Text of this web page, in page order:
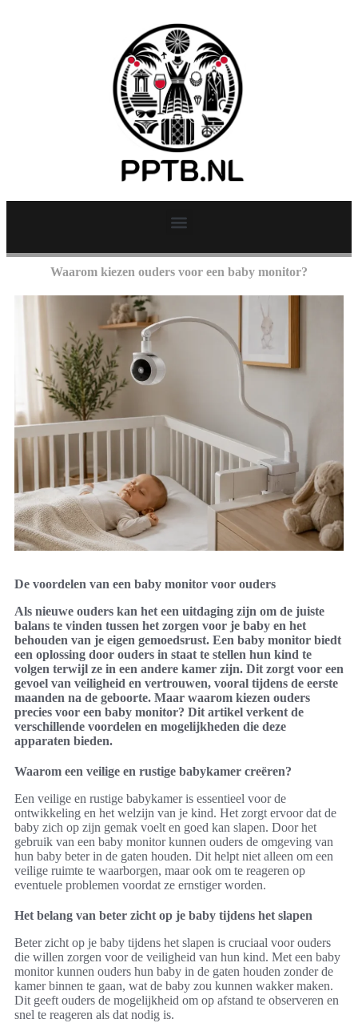
Waarom kiezen ouders voor een baby monitor?
De voordelen van een baby monitor voor ouders
Als nieuwe ouders kan het een uitdaging zijn om de juiste
balans te vinden tussen het zorgen voor je baby en het
behouden van je eigen gemoedsrust. Een baby monitor biedt
een oplossing door ouders in staat te stellen hun kind te
volgen terwijl ze in een andere kamer zijn. Dit zorgt voor een
gevoel van veiligheid en vertrouwen, vooral tijdens de eerste
maanden na de geboorte. Maar waarom kiezen ouders
precies voor een baby monitor? Dit artikel verkent de
verschillende voordelen en mogelijkheden die deze
apparaten bieden.
Waarom een veilige en rustige babykamer creëren?
Een veilige en rustige babykamer is essentieel voor de
ontwikkeling en het welzijn van je kind. Het zorgt ervoor dat de
baby zich op zijn gemak voelt en goed kan slapen. Door het
gebruik van een baby monitor kunnen ouders de omgeving van
hun baby beter in de gaten houden. Dit helpt niet alleen om een
veilige ruimte te waarborgen, maar ook om te reageren op
eventuele problemen voordat ze ernstiger worden.
Het belang van beter zicht op je baby tijdens het slapen
Beter zicht op je baby tijdens het slapen is cruciaal voor ouders
die willen zorgen voor de veiligheid van hun kind. Met een baby
monitor kunnen ouders hun baby in de gaten houden zonder de
kamer binnen te gaan, wat de baby zou kunnen wakker maken.
Dit geeft ouders de mogelijkheid om op afstand te observeren en
snel te reageren als dat nodig is.